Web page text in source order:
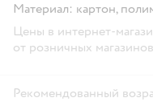
Материал: картон,
Цены в интернет-
от розничных
Рекомендованный